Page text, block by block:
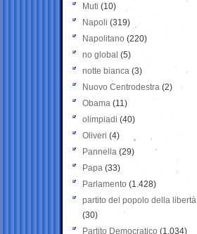
Muti (10)
Napoli (319)
Napolitano (220)
no global (5)
notte bianca (3)
Nuovo Centrodestra (2)
Obama (11)
olimpiadi (40)
Oliveri (4)
Pannella (29)
Papa (33)
Parlamento (1.428)
partito del popolo della libertà
(30)
Partito Democratico (1.034)